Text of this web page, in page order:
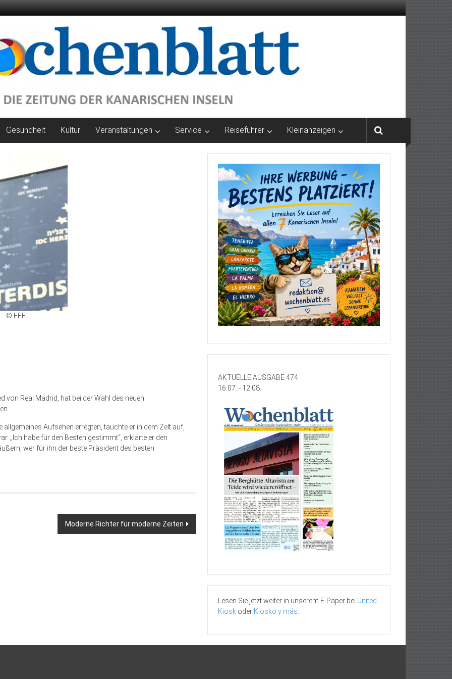
Gesundheit Kultur Veranstaltungen Service Reiseführer Kleinanzeigen
© EFE
von Real Madrid, hat bei der Wahl des neuen
Aufsehen erregten, tauchte er in dem Zelt auf,
„Ich habe für den Besten gestimmt“, erklärte er den
wer für ihn der beste Präsident des besten
Moderne Richter für moderne Zeiten
AKTUELLE AUSGABE 474
16.07. - 12.08.
Lesen Sie jetzt weiter in unserem E-Paper bei United
Kiosk oder Kiosko y más